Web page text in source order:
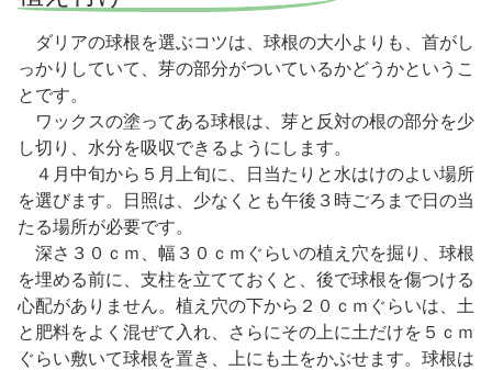
ダリアの球根を選ぶコツは、球根の大小よりも、首がし
っかりしていて、芽の部分がついているかどうかというこ
とです。
ワックスの塗ってある球根は、芽と反対の根の部分を少
し切り、水分を吸収できるようにします。
４月中旬から５月上旬に、日当たりと水はけのよい場所
を選びます。日照は、少なくとも午後３時ごろまで日の当
たる場所が必要です。
深さ３０ｃｍ、幅３０ｃｍぐらいの植え穴を掘り、球根
を埋める前に、支柱を立てておくと、後で球根を傷つける
心配がありません。植え穴の下から２０ｃｍぐらいは、土
と肥料をよく混ぜて入れ、さらにその上に土だけを５ｃｍ
ぐらい敷いて球根を置き、上にも土をかぶせます。球根は